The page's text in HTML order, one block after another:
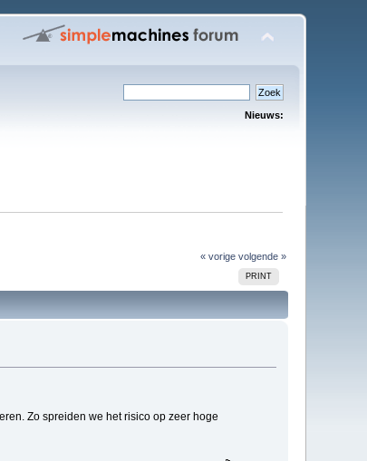
Nieuws:
« vorige volgende »
PRINT
Zo spreiden we het risico op zeer hoge